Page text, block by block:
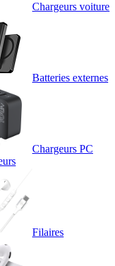
Chargeurs voiture
Batteries externes
Chargeurs PC
Filaires